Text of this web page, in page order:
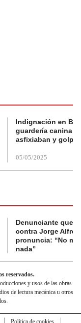
Indignación en
guardería canina
asfixiaban y
05/05/2025
Denunciante que
contra Jorge
pronuncia: “No
nada”
reservados.
y usos de las obras
de lectura mecánica u otros